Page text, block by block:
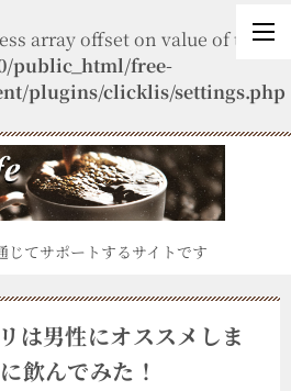
array offset on value of type
public_html/free-
plugins/clicklis/settings.php
じてサポートするサイトです
は男性にオススメしま
飲んでみた！